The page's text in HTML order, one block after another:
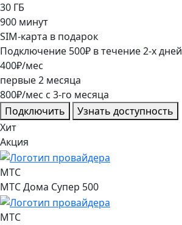
30 ГБ
900 минут
SIM-карта в подарок
Подключение 500₽ в течение2-х дней
400₽/мес
первые2 месяца
800₽/мес c 3-го месяца
Подключить
Узнать доступность
Хит
Акция
МТС
МТС Дома Супер 500
МТС